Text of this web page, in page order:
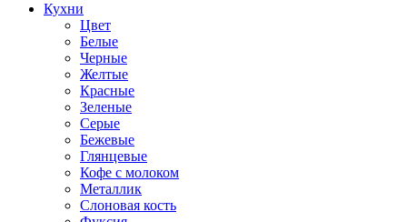
Кухни
Цвет
Белые
Черные
Желтые
Красные
Зеленые
Серые
Бежевые
Глянцевые
Кофе с молоком
Металлик
Слоновая кость